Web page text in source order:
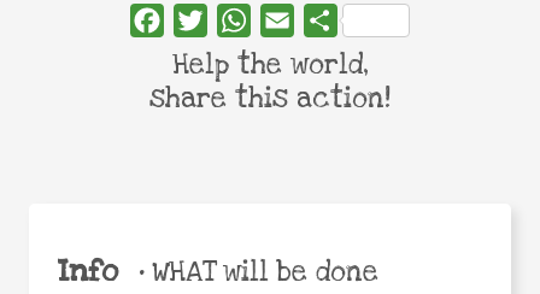
Info •WHAT will be done
FacebookTwitterWhatsApp
Email Share
Help the world,
share this action!